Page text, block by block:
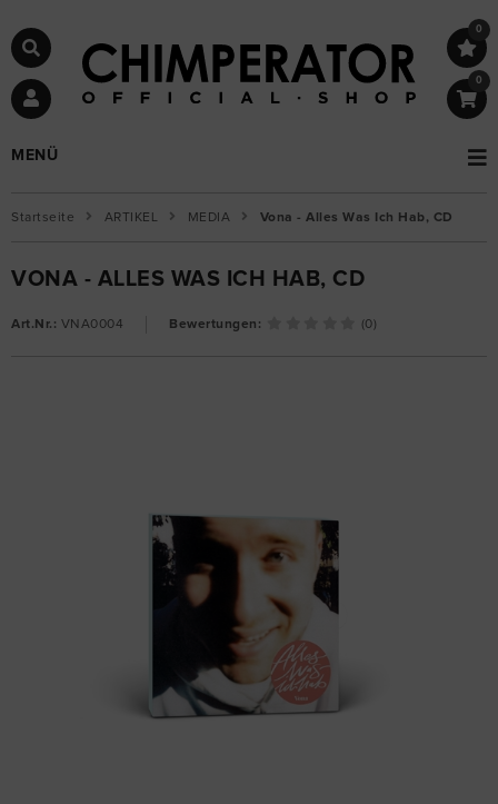
0
0
MENÜ
Startseite ARTIKEL MEDIA Vona - Alles Was Ich Hab, CD
VONA - ALLES WAS ICH HAB, CD
Art.Nr.: VNA0004 Bewertungen: (0)